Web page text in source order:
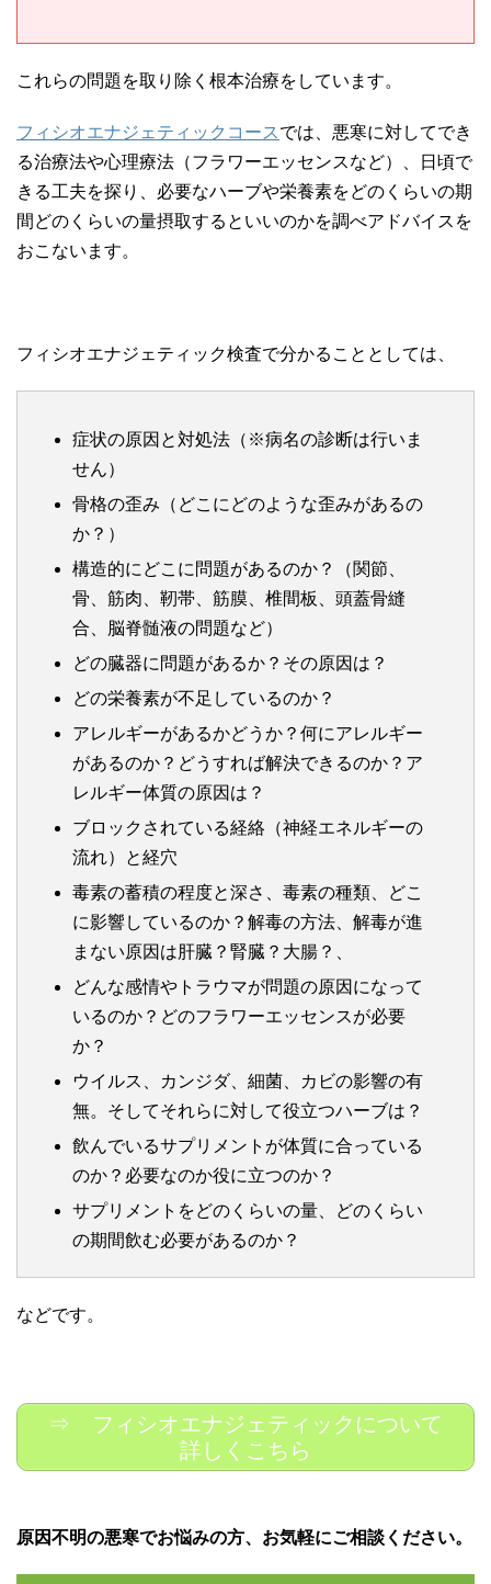
これらの問題を取り除く根本治療をしています。
フィシオエナジェティックコース では、悪寒に対してでき
る治療法や心理療法（フラワーエッセンスなど）、日頃で
きる工夫を探り、必要なハーブや栄養素をどのくらいの期
間どのくらいの量摂取するといいのかを調べアドバイスを
おこないます。
フィシオエナジェティック検査で分かることとしては、
症状の原因と対処法（※病名の診断は行いま
せん）
骨格の歪み（どこにどのような歪みがあるの
か？）
構造的にどこに問題があるのか？（関節、
骨、筋肉、靭帯、筋膜、椎間板、頭蓋骨縫
合、脳脊髄液の問題など）
どの臓器に問題があるか？その原因は？
どの栄養素が不足しているのか？
アレルギーがあるかどうか？何にアレルギー
があるのか？どうすれば解決できるのか？ア
レルギー体質の原因は？
ブロックされている経絡（神経エネルギーの
流れ）と経穴
毒素の蓄積の程度と深さ、毒素の種類、どこ
に影響しているのか？解毒の方法、解毒が進
まない原因は肝臓？腎臓？大腸？、
どんな感情やトラウマが問題の原因になって
いるのか？どのフラワーエッセンスが必要
か？
ウイルス、カンジダ、細菌、カビの影響の有
無。そしてそれらに対して役立つハーブは？
飲んでいるサプリメントが体質に合っている
のか？必要なのか役に立つのか？
サプリメントをどのくらいの量、どのくらい
の期間飲む必要があるのか？
などです。
⇒ フィシオエナジェティックについて
詳しくこちら
原因不明の悪寒でお悩みの方、お気軽にご相談ください。